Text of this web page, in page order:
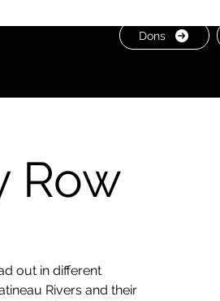
Dons
Row
out in different
Rivers and their